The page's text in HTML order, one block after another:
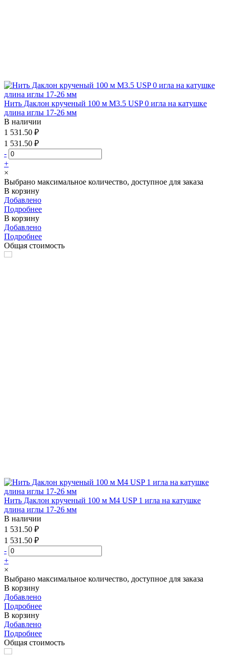
Нить Даклон крученый 100 м М3.5 USP 0 игла на катушке
длина иглы 17-26 мм
В наличии
1 531.50 ₽
1 531.50 ₽
-
+
×
Выбрано максимальное количество, доступное для заказа
В корзину
Добавлено
Подробнее
В корзину
Добавлено
Подробнее
Общая стоимость
Нить Даклон крученый 100 м М4 USP 1 игла на катушке
длина иглы 17-26 мм
В наличии
1 531.50 ₽
1 531.50 ₽
-
+
×
Выбрано максимальное количество, доступное для заказа
В корзину
Добавлено
Подробнее
В корзину
Добавлено
Подробнее
Общая стоимость